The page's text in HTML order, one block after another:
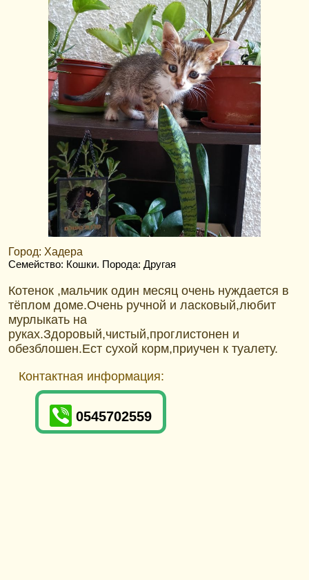
Город: Хадера
Семейство: Кошки. Порода: Другая
Котенок ,мальчик один месяц очень нуждается в
тёплом доме.Очень ручной и ласковый,любит
мурлыкать на
руках.Здоровый,чистый,проглистонен и
обезблошен.Ест сухой корм,приучен к туалету.
Контактная информация:
0545702559